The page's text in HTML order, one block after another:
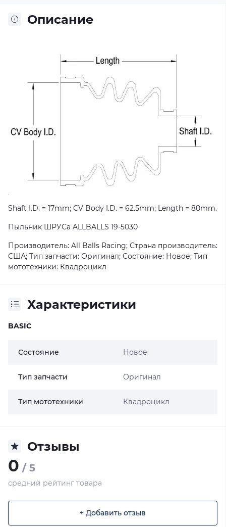
Описание
Shaft I.D. = 17mm; CV Body I.D. = 62.5mm; Length = 80mm.
Пыльник ШРУСа ALLBALLS 19-5030
Производитель: All Balls Racing; Страна производитель:
США; Тип запчасти: Оригинал; Состояние: Новое; Тип
мототехники: Квадроцикл
Характеристики
BASIC
Состояние Новое
Тип запчасти Оригинал
Тип мототехники Квадроцикл
Отзывы
0 / 5
средний рейтинг товара
+ Добавить отзыв